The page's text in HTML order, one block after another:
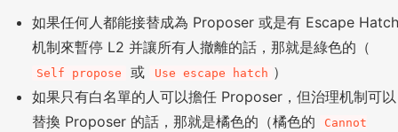
如果任何人都能接替成為 Proposer 或是有 Escape Hatch
机制來暫停 L2 并讓所有人撤離的話，那就是綠色的（
Self propose 或 Use escape hatch ）
如果只有白名單的人可以擔任 Proposer，但治理机制可以
替換 Proposer 的話，那就是橘色的（橘色的
Cannot